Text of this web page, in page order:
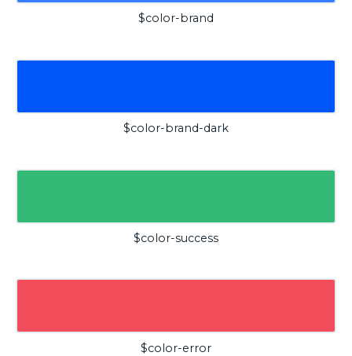
$color-brand
$color-brand-dark
$color-success
$color-error